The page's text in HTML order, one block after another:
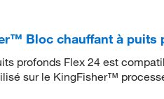
Bloc chauffant à puits
profonds Flex 24 est
sur le KingFisher™